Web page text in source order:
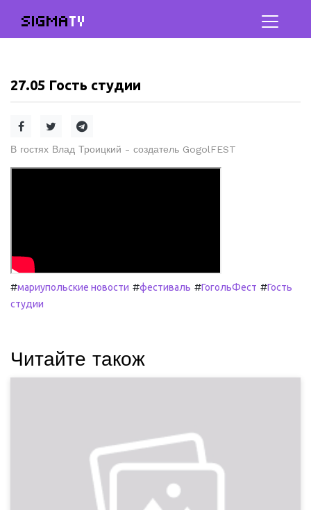
SIGMATV
27.05 Гость студии
В гостях Влад Троицкий - создатель GogolFEST
#мариупольские новости #фестиваль #ГогольФест #Гость
студии
Читайте також